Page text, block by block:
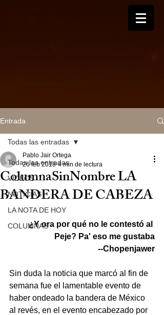
Entrada
Todas las entradas
VIDEOS
NOTICIAS
LA NOTA DE HOY
COLUMNAS
Todas las entradas
ColumnaSinNombre LA
BANDERA DE CABEZA
Pablo Jair Ortega
26 feb 2018 4 min de lectura
¿Y ora por qué no le contestó al
Peje? Pa' eso me gustaba
--Chopenjawer
Sin duda la noticia que marcó al fin de
semana fue el lamentable evento de
haber ondeado la bandera de México
al revés, en el evento encabezado por